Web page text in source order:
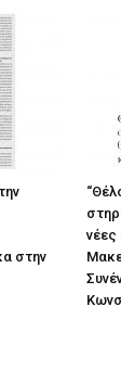
στην
νέες